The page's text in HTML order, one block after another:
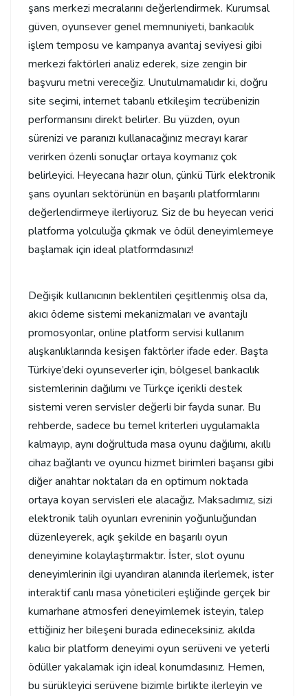
şans merkezi mecralarını değerlendirmek. Kurumsal
güven, oyunsever genel memnuniyeti, bankacılık
işlem temposu ve kampanya avantaj seviyesi gibi
merkezi faktörleri analiz ederek, size zengin bir
başvuru metni vereceğiz. Unutulmamalıdır ki, doğru
site seçimi, internet tabanlı etkileşim tecrübenizin
performansını direkt belirler. Bu yüzden, oyun
sürenizi ve paranızı kullanacağınız mecrayı karar
verirken özenli sonuçlar ortaya koymanız çok
belirleyici. Heyecana hazır olun, çünkü Türk elektronik
şans oyunları sektörünün en başarılı platformlarını
değerlendirmeye ilerliyoruz. Siz de bu heyecan verici
platforma yolculuğa çıkmak ve ödül deneyimlemeye
başlamak için ideal platformdasınız!
Değişik kullanıcının beklentileri çeşitlenmiş olsa da,
akıcı ödeme sistemi mekanizmaları ve avantajlı
promosyonlar, online platform servisi kullanım
alışkanlıklarında kesişen faktörler ifade eder. Başta
Türkiye’deki oyunseverler için, bölgesel bankacılık
sistemlerinin dağılımı ve Türkçe içerikli destek
sistemi veren servisler değerli bir fayda sunar. Bu
rehberde, sadece bu temel kriterleri uygulamakla
kalmayıp, aynı doğrultuda masa oyunu dağılımı, akıllı
cihaz bağlantı ve oyuncu hizmet birimleri başarısı gibi
diğer anahtar noktaları da en optimum noktada
ortaya koyan servisleri ele alacağız. Maksadımız, sizi
elektronik talih oyunları evreninin yoğunluğundan
düzenleyerek, açık şekilde en başarılı oyun
deneyimine kolaylaştırmaktır. İster, slot oyunu
deneyimlerinin ilgi uyandıran alanında ilerlemek, ister
interaktif canlı masa yöneticileri eşliğinde gerçek bir
kumarhane atmosferi deneyimlemek isteyin, talep
ettiğiniz her bileşeni burada edineceksiniz. akılda
kalıcı bir platform deneyimi oyun serüveni ve yeterli
ödüller yakalamak için ideal konumdasınız. Hemen,
bu sürükleyici serüvene bizimle birlikte ilerleyin ve